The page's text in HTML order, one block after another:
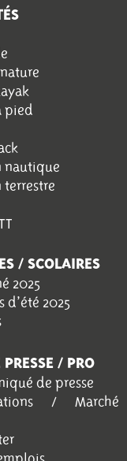
pied
nautique
/ SCOLAIRES
2025
d’été 2025
/ PRO
de presse
/ Marché